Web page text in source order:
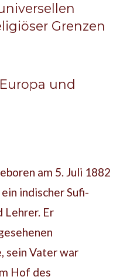
Grenzen
und
am 5. Juli 1882
indischer Sufi-
Lehrer. Er
sein Vater war
Hof des